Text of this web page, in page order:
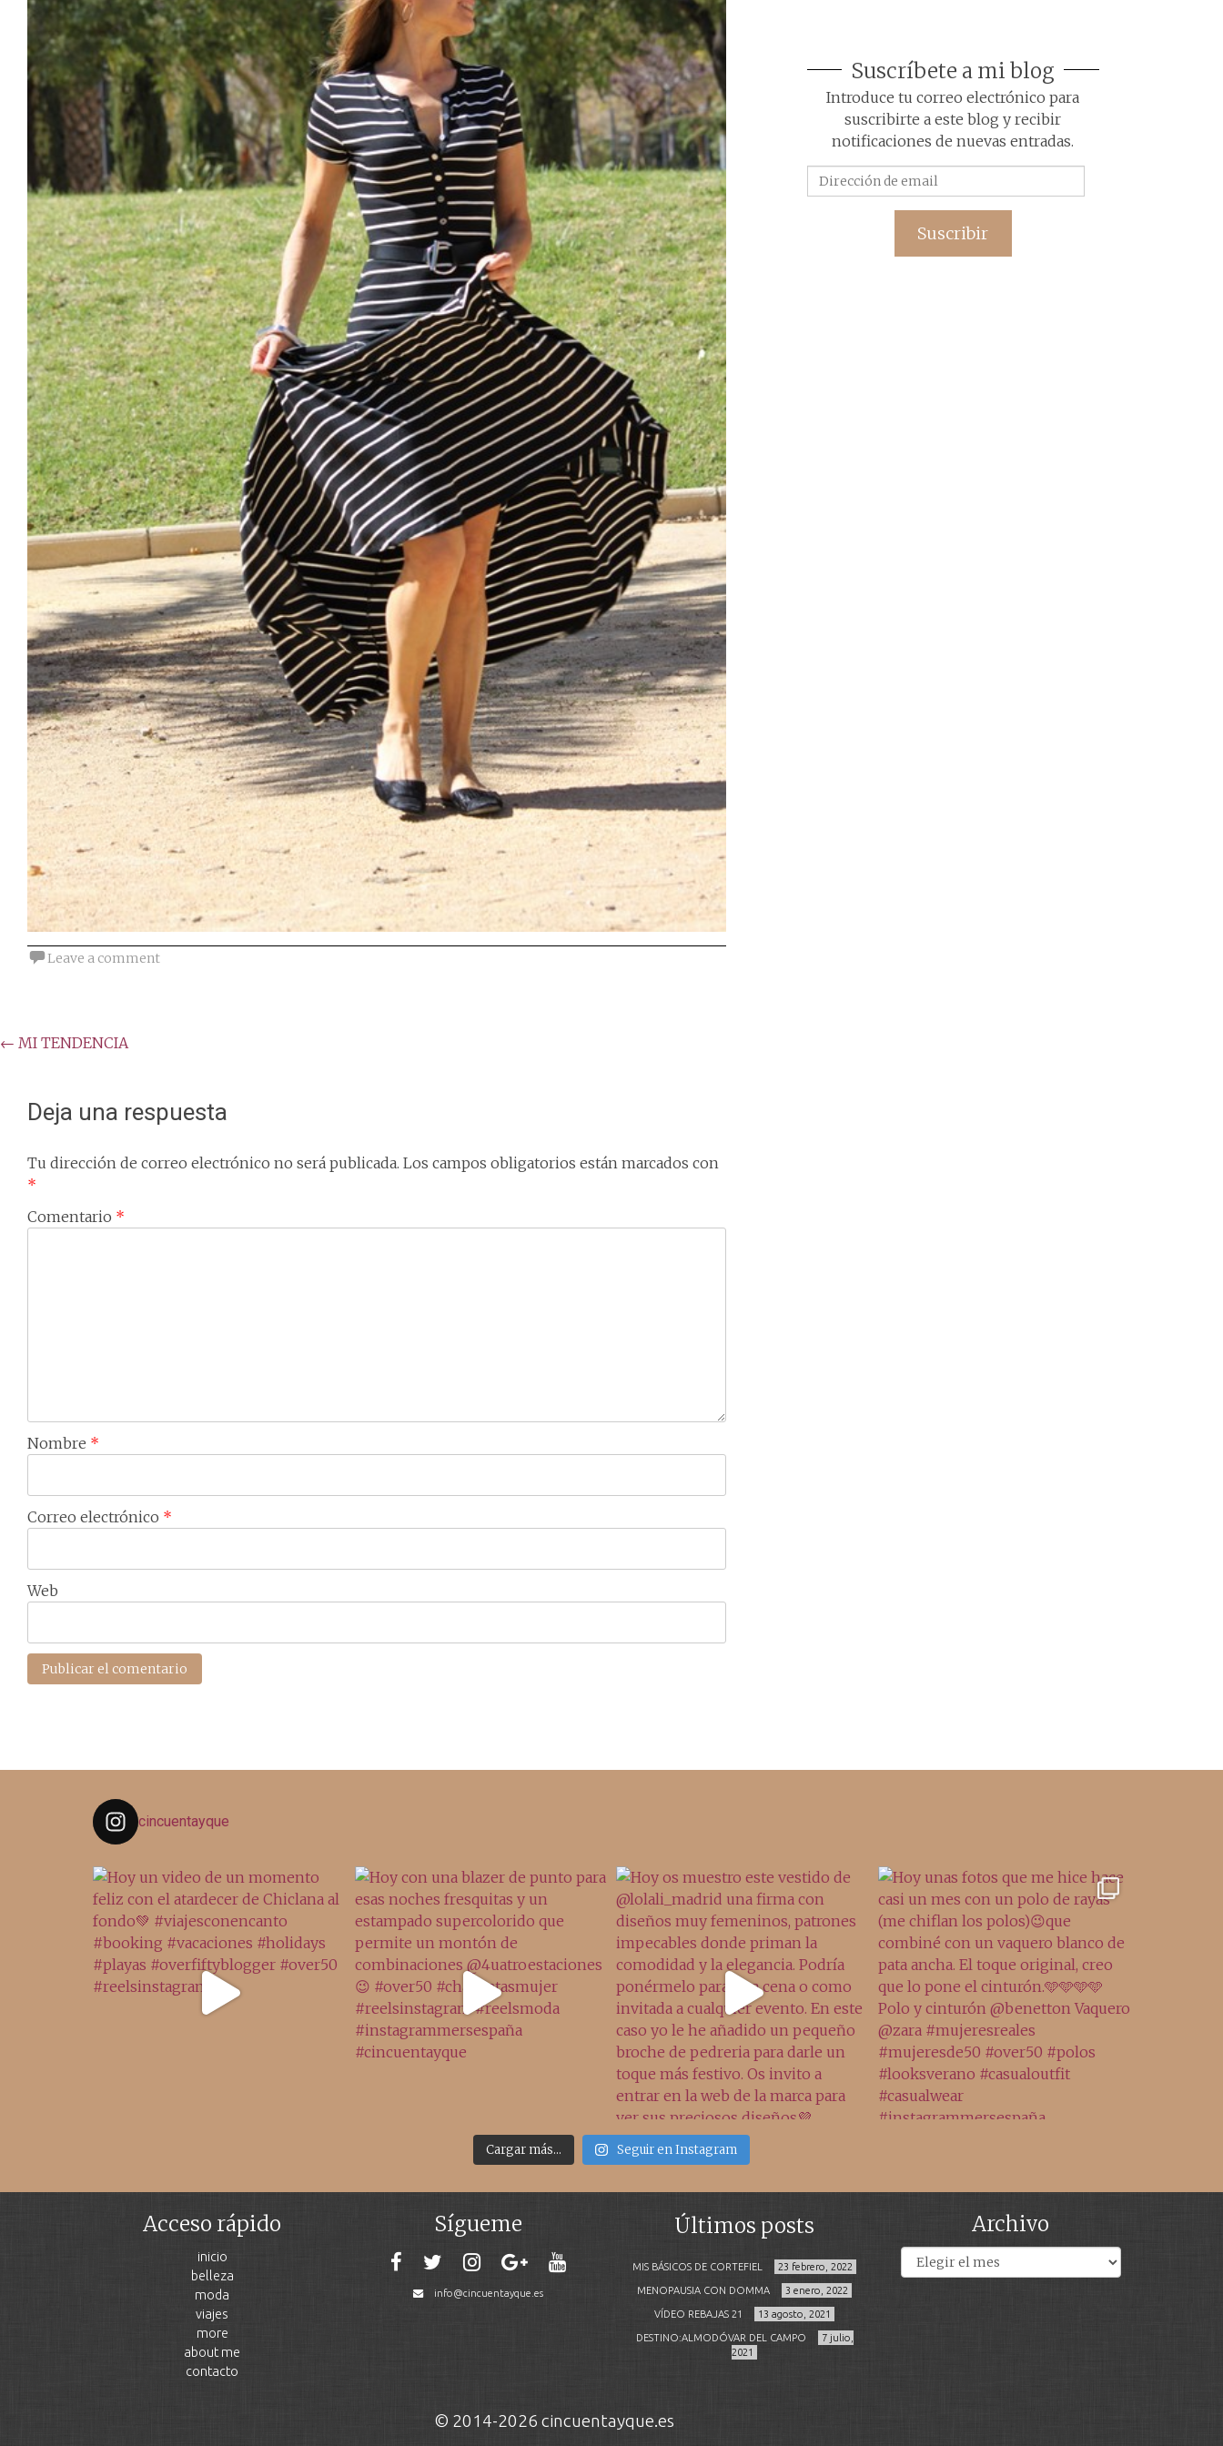
Leave a comment
Post
← MI TENDENCIA
Deja una respuesta
Tu dirección de correo electrónico no será publicada. Los campos obligatorios están marcados con
*
Comentario *
Nombre *
Correo electrónico *
Web
Suscríbete a mi blog
Introduce tu correo electrónico para
suscribirte a este blog y recibir
notificaciones de nuevas entradas.
de
Suscribir
cincuentayque
Cargar más... Seguir en Instagram
Acceso rápido
inicio
belleza
moda
viajes
more
about me
contacto
Sígueme
info@cincuentayque.es
Últimos posts
MIS BÁSICOS DE CORTEFIEL 23 febrero, 2022
MENOPAUSIA CON DOMMA 3 enero, 2022
VÍDEO REBAJAS 21 13 agosto, 2021
DESTINO:ALMODÓVAR DEL CAMPO
7 julio,
2021
Archivo
© 2014-2026 cincuentayque.es